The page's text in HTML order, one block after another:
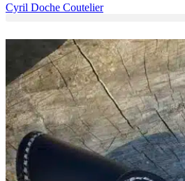
Cyril Doche Coutelier